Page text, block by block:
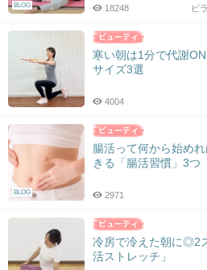
BLOG ピ
18248
寒い朝は1分で代謝
サイズ3選
4004
BLOG
腸活って何から始め
きる「腸活習慣」3つ
2971
冷房で冷えた朝に◎2
活ストレッチ」